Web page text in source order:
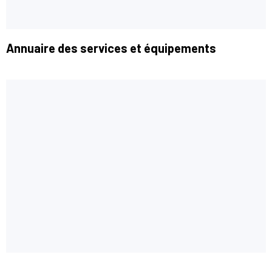
Annuaire des services et équipements